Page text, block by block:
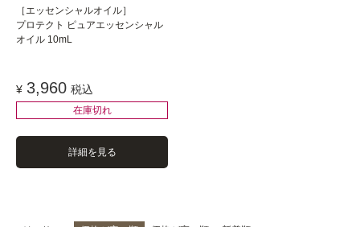
［エッセンシャルオイル］
プロテクト ピュアエッセンシャル
オイル 10mL
¥ 3,960 税込
在庫切れ
詳細を見る